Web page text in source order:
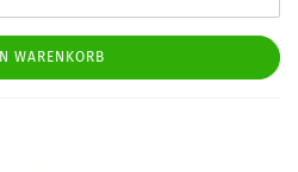
WARENKORB